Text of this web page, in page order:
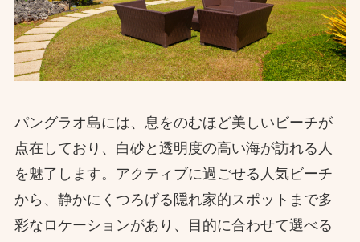
パングラオ島には、息をのむほど美しいビーチが
点在しており、白砂と透明度の高い海が訪れる人
を魅了します。アクティブに過ごせる人気ビーチ
から、静かにくつろげる隠れ家的スポットまで多
彩なロケーションがあり、目的に合わせて選べる